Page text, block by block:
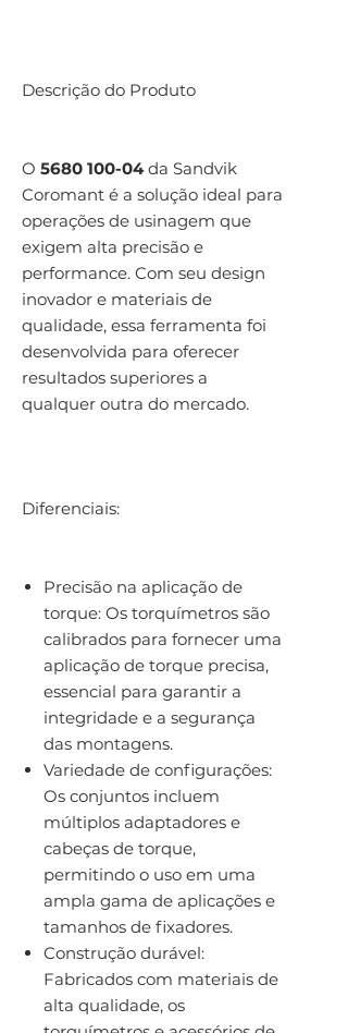
Descrição do Produto
O 5680 100-04da Sandvik
Coromant é a solução ideal para
operações de usinagem que
exigem alta precisão e
performance. Com seu design
inovador e materiais de
qualidade, essa ferramenta foi
desenvolvida para oferecer
resultados superiores a
qualquer outra do mercado.
Diferenciais:
Precisão na aplicação de
torque: Os torquímetros são
calibrados para fornecer uma
aplicação de torque precisa,
essencial para garantir a
integridade e a segurança
das montagens.
Variedade de configurações:
Os conjuntos incluem
múltiplos adaptadores e
cabeças de torque,
permitindo o uso em uma
ampla gama de aplicações e
tamanhos de fixadores.
Construção durável:
Fabricados com materiais de
alta qualidade, os